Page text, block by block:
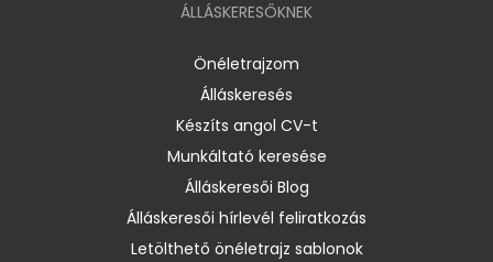
ÁLLÁSKERESŐKNEK
Önéletrajzom
Álláskeresés
Készíts angol CV-t
Munkáltató keresése
Álláskeresői Blog
Álláskeresői hírlevél feliratkozás
Letölthető önéletrajz sablonok